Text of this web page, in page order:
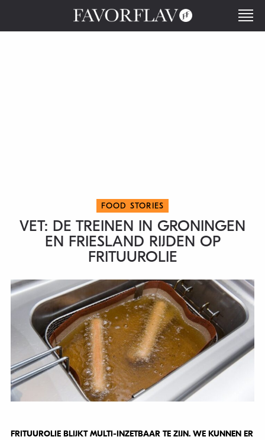
FOOD STORIES
VET: DE TREINEN IN GRONINGEN
EN FRIESLAND RIJDEN OP
FRITUUROLIE
FRITUUROLIE BLIJKT MULTI-INZETBAAR TE ZIJN. WE KUNNEN ER